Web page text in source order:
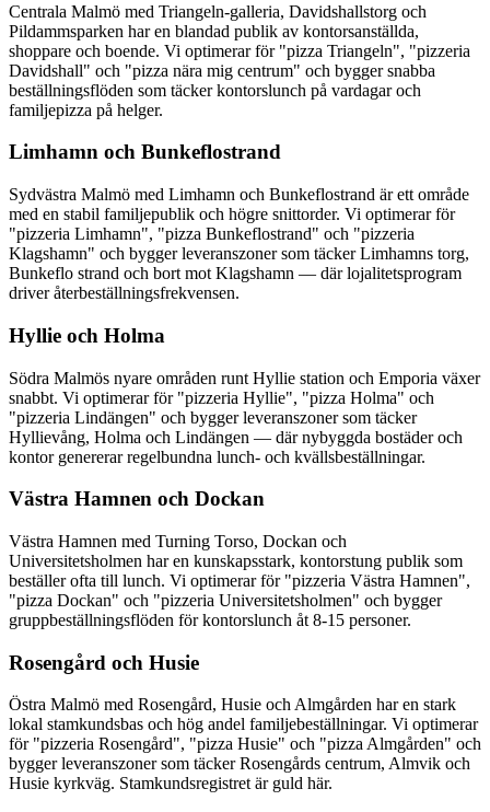
Centrala Malmö med Triangeln-galleria, Davidshallstorg och
Pildammsparken har en blandad publik av kontorsanställda,
shoppare och boende. Vi optimerar för "pizza Triangeln", "pizzeria
Davidshall" och "pizza nära mig centrum" och bygger snabba
beställningsflöden som täcker kontorslunch på vardagar och
familjepizza på helger.
Limhamn och Bunkeflostrand
Sydvästra Malmö med Limhamn och Bunkeflostrand är ett område
med en stabil familjepublik och högre snittorder. Vi optimerar för
"pizzeria Limhamn", "pizza Bunkeflostrand" och "pizzeria
Klagshamn" och bygger leveranszoner som täcker Limhamns torg,
Bunkeflo strand och bort mot Klagshamn — där lojalitetsprogram
driver återbeställningsfrekvensen.
Hyllie och Holma
Södra Malmös nyare områden runt Hyllie station och Emporia växer
snabbt. Vi optimerar för "pizzeria Hyllie", "pizza Holma" och
"pizzeria Lindängen" och bygger leveranszoner som täcker
Hyllievång, Holma och Lindängen — där nybyggda bostäder och
kontor genererar regelbundna lunch- och kvällsbeställningar.
Västra Hamnen och Dockan
Västra Hamnen med Turning Torso, Dockan och
Universitetsholmen har en kunskapsstark, kontorstung publik som
beställer ofta till lunch. Vi optimerar för "pizzeria Västra Hamnen",
"pizza Dockan" och "pizzeria Universitetsholmen" och bygger
gruppbeställningsflöden för kontorslunch åt 8-15 personer.
Rosengård och Husie
Östra Malmö med Rosengård, Husie och Almgården har en stark
lokal stamkundsbas och hög andel familjebeställningar. Vi optimerar
för "pizzeria Rosengård", "pizza Husie" och "pizza Almgården" och
bygger leveranszoner som täcker Rosengårds centrum, Almvik och
Husie kyrkväg. Stamkundsregistret är guld här.